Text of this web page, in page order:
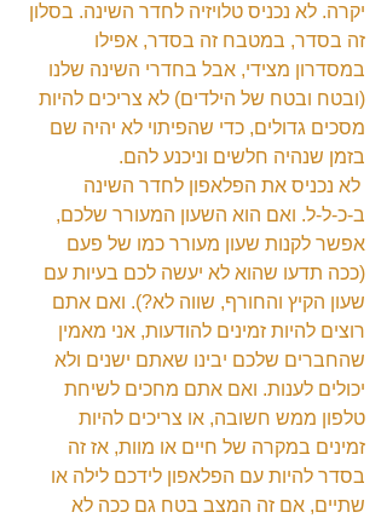
יקרה. לא נכניס טלויזיה לחדר השינה. בסלון
זה בסדר, במטבח זה בסדר, אפילו
במסדרון מצידי, אבל בחדרי השינה שלנו
(ובטח ובטח של הילדים) לא צריכים להיות
מסכים גדולים, כדי שהפיתוי לא יהיה שם
בזמן שנהיה חלשים וניכנע להם.
לא נכניס את הפלאפון לחדר השינה
ב-כ-ל-ל. ואם הוא השעון המעורר שלכם,
אפשר לקנות שעון מעורר כמו של פעם
(ככה תדעו שהוא לא יעשה לכם בעיות עם
שעון הקיץ והחורף, שווה לא?). ואם אתם
רוצים להיות זמינים להודעות, אני מאמין
שהחברים שלכם יבינו שאתם ישנים ולא
יכולים לענות. ואם אתם מחכים לשיחת
טלפון ממש חשובה, או צריכים להיות
זמינים במקרה של חיים או מוות, אז זה
בסדר להיות עם הפלאפון לידכם לילה או
שתיים, אם זה המצב בטח גם ככה לא